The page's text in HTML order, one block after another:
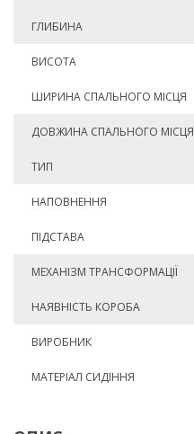
ГЛИБИНА
ВИСОТА
ШИРИНА СПАЛЬНОГО МІСЦЯ
ДОВЖИНА СПАЛЬНОГО МІСЦЯ
ТИП
НАПОВНЕННЯ
ПІДСТАВА
МЕХАНІЗМ ТРАНСФОРМАЦІЇ
НАЯВНІСТЬ КОРОБА
ВИРОБНИК
МАТЕРІАЛ СИДІННЯ